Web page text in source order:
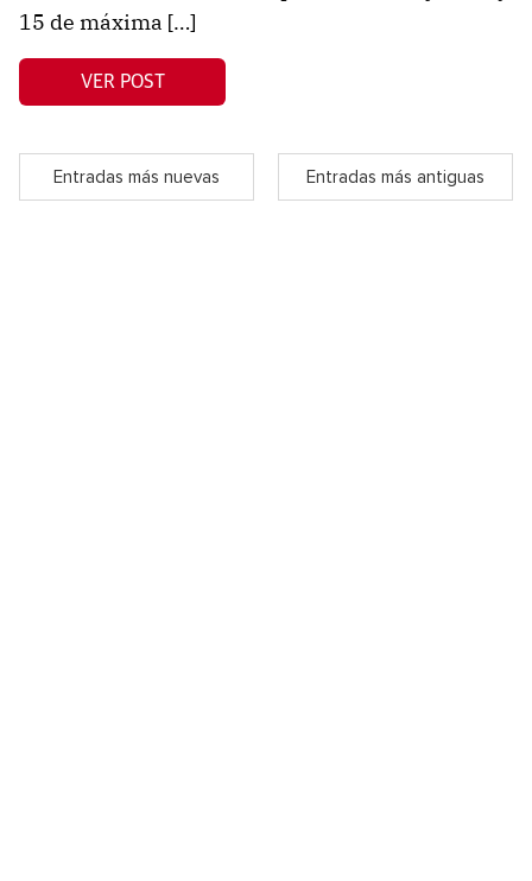
15 de máxima […]
VER POST
Entradas más nuevas Entradas más antiguas